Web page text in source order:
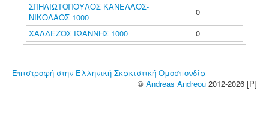
ΣΠΗΛΙΩΤΟΠΟΥΛΟΣ ΚΑΝΕΛΛΟΣ-
ΝΙΚΟΛΑΟΣ 1000
0
ΧΑΛΔΕΖΟΣ ΙΩΑΝΝΗΣ 1000
0
Επιστροφή στην Ελληνική Σκακιστική Ομοσπονδία
© Andreas Andreou 2012-2026 [P]